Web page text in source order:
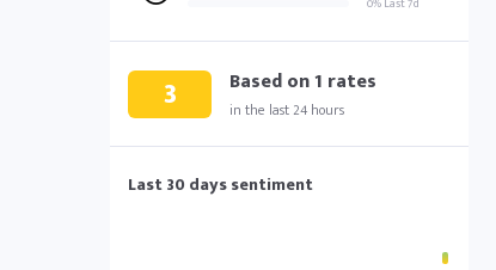
3 Based on1 rates
in the last 24 hours
Last 30 days sentiment